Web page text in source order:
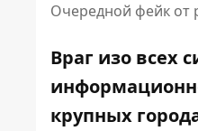
Очередной фейк от
Враг изо всех
крупных